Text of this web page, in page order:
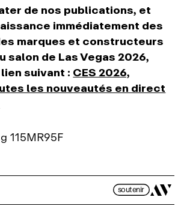
de nos publications, et
immédiatement des
marques et constructeurs
salon de Las Vegas 2026,
suivant :CES 2026,
les nouveautés en direct
115MR95F
soutenir